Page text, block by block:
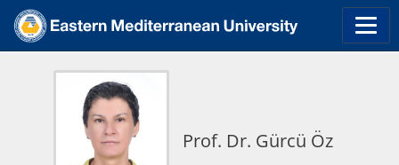
Prof. Dr. Gürcü Öz